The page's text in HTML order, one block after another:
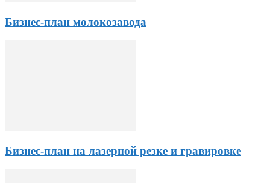
Бизнес-план молокозавода
Бизнес-план на лазерной резке и гравировке